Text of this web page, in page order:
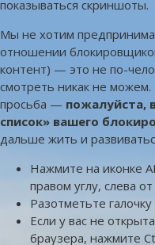
показываться скриншоты.
Мы не хотим
отношении
контент) — это не по-
смотреть никак не
просьба — пожалуйста,
список» вашего
дальше жить и
Нажмите на иконке
правом углу, слева
Разотметьте
Если у вас не
браузера, нажмите